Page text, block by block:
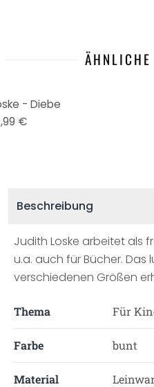
ÄHNLICHE
- Diebe
€
Beschreibung
Judith Loske arbeitet als
u.a. auch für Bücher. Das
verschiedenen Größen
Thema Für
Farbe bunt
Material